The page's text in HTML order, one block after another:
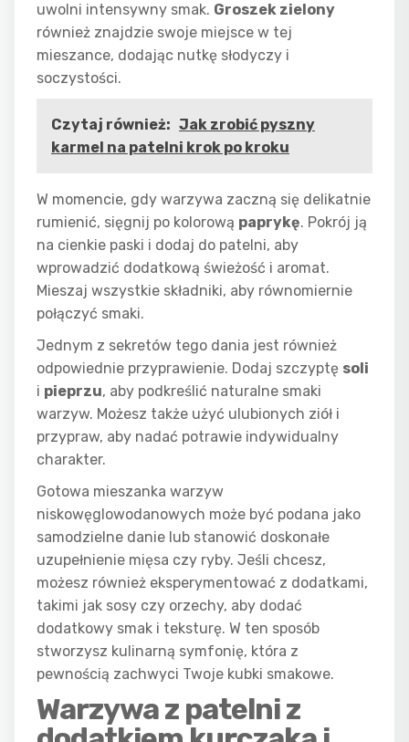
uwolni intensywny smak. Groszek zielony
również znajdzie swoje miejsce w tej
mieszance, dodając nutkę słodyczy i
soczystości.
Czytaj również: Jak zrobić pyszny
karmel na patelni krok po kroku
W momencie, gdy warzywa zaczną się delikatnie
rumienić, sięgnij po kolorową paprykę. Pokrój ją
na cienkie paski i dodaj do patelni, aby
wprowadzić dodatkową świeżość i aromat.
Mieszaj wszystkie składniki, aby równomiernie
połączyć smaki.
Jednym z sekretów tego dania jest również
odpowiednie przyprawienie. Dodaj szczyptę soli
i pieprzu, aby podkreślić naturalne smaki
warzyw. Możesz także użyć ulubionych ziół i
przypraw, aby nadać potrawie indywidualny
charakter.
Gotowa mieszanka warzyw
niskowęglowodanowych może być podana jako
samodzielne danie lub stanowić doskonałe
uzupełnienie mięsa czy ryby. Jeśli chcesz,
możesz również eksperymentować z dodatkami,
takimi jak sosy czy orzechy, aby dodać
dodatkowy smak i teksturę. W ten sposób
stworzysz kulinarną symfonię, która z
pewnością zachwyci Twoje kubki smakowe.
Warzywa z patelni z